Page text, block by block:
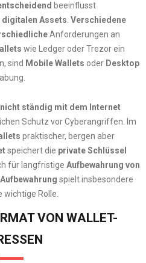
beeinflusst
digitalen Assets Verschiedene
Anforderungen an
wie Ledger oder Trezor ein
sind Mobile Wallets oder Desktop
nicht ständig mit dem Internet
Schutz vor Cyberangriffen. Im
praktischer, bergen aber
speichert die private Schlüssel
für langfristige Aufbewahrung von
Aufbewahrung spielt insbesondere
wichtige Rolle.
VON WALLET-